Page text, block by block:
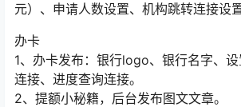
元）、申请人数设置、机构跳转连接设置
办卡
1、办卡发布：银行logo、银行名字、
连接、进度查询连接。
2、提额小秘籍，后台发布图文文章。